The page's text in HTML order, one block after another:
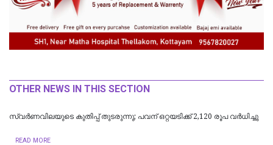
OTHER NEWS IN THIS SECTION
സ്വര്‍ണവിലയുടെ കുതിപ്പ് തുടരുന്നു; പവന് ഒറ്റയടിക്ക് 2,120 രൂപ വർധിച്ചു
READ MORE